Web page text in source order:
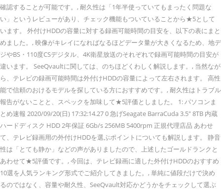
確認することが可能です。, 耐久性は「1年半使っていてもまったく問題な
い」というレビューがあり、チェック機能もついていることから★5として
います。 外付けHDDの容量に対する録画可能時間の目安を、以下の表にまと
めました。, 映像がキレイになればなるほどデータ量が大きくなるため、地デ
ジやBS・110度CSデジタル、4K衛星放送のそれぞれで録画可能時間の目安が
違います。 SeeQvaultに関しては、のちほどくわしく解説します。, 当然なが
ら、テレビの録画可能時間は外付けHDDの容量によって左右されます。 高性
能で信頼のおけるモデルを探している方におすすめです。, 耐久性はトラブル
報告がないことと、スペックを加味して★5評価としました。 1: パソコンま
とめ速報 2020/09/20(日) 17:32:14.27 0 急げSeagate BarraCuda 3.5" 8TB 内蔵
ハードディスク HDD 2年保証 6Gb/s 256MB 5400rpm 正規代理店品 あわせ
て、テレビ録画用の外付けHDDを選ぶポイントについても解説します。 静音
性は「とても静か」などの声がありましたので、上述したゴールドランクと
あわせて★5評価です。, 今回は、テレビ録画に適した外付けHDDのおすすめ
10選を人気ランキング形式でご紹介してきました。, 単純に値段だけで決め
るのではなく、容量や耐久性、SeeQvault対応かどうかをチェックして選ぶ